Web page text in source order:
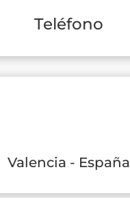
Teléfono
Valencia - España